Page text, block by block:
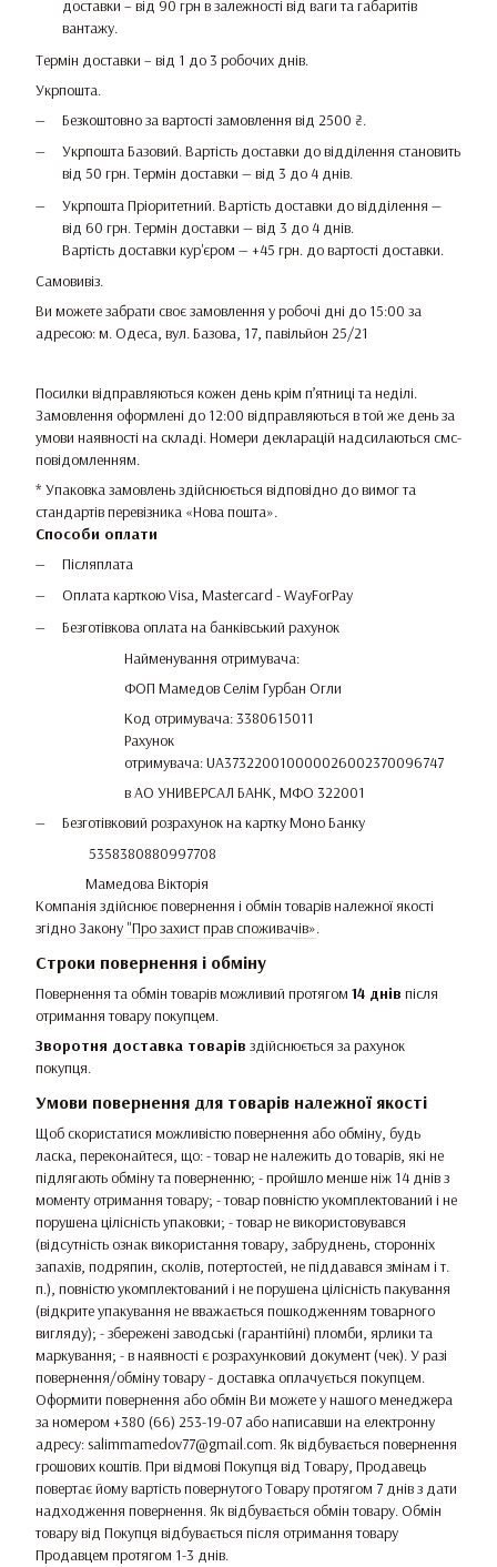
доставки – від 90 грн в залежності від ваги та габаритів
вантажу.
Термін доставки – від 1 до 3 робочих днів.
Укрпошта.
Безкоштовно за вартості замовлення від 2500 ₴.
Укрпошта Базовий. Вартість доставки до відділення становить
від 50 грн. Термін доставки — від 3 до 4 днів.
Укрпошта Пріоритетний. Вартість доставки до відділення —
від 60 грн. Термін доставки — від 3 до 4 днів.
Вартість доставки кур'єром — +45 грн. до вартості доставки.
Самовивіз.
Ви можете забрати своє замовлення у робочі дні до 15:00 за
адресою: м. Одеса, вул. Базова, 17, павільйон 25/21
Посилки відправляються кожен день крім п’ятниці та неділі.
Замовлення оформлені до 12:00 відправляються в той же день за
умови наявності на складі. Номери декларацій надсилаються смс-
повідомленням.
* Упаковка замовлень здійснюється відповідно до вимог та
стандартів перевізника «Нова пошта».
Способи оплати
Післяплата
Оплата карткою Visa, Mastercard - WayForPay
Безготівкова оплата на банківський рахунок
Найменування отримувача:
ФОП Мамедов Селім Гурбан Огли
Код отримувача: 3380615011
Рахунок
отримувача: UA373220010000026002370096747
в АО УНИВЕРСАЛ БАНК, МФО 322001
Безготівковий розрахунок на картку Моно Банку
5358380880997708
Мамедова Вікторія
Компанія здійснює повернення і обмін товарів належної якості
згідно Закону "Про захист прав споживачів».
Строки повернення і обміну
Повернення та обмін товарів можливий протягом 14 днів після
отримання товару покупцем.
Зворотня доставка товарів здійснюється за рахунок
покупця.
Умови повернення для товарів належної якості
Щоб скористатися можливістю повернення або обміну, будь
ласка, переконайтеся, що: - товар не належить до товарів, які не
підлягають обміну та поверненню; - пройшло менше ніж 14 днів з
моменту отримання товару; - товар повністю укомплектований і не
порушена цілісність упаковки; - товар не використовувався
(відсутність ознак використання товару, забруднень, сторонніх
запахів, подряпин, сколів, потертостей, не піддавався змінам і т.
п.), повністю укомплектований і не порушена цілісність пакування
(відкрите упакування не вважається пошкодженням товарного
вигляду); - збережені заводські (гарантійні) пломби, ярлики та
маркування; - в наявності є розрахунковий документ (чек). У разі
повернення/обміну товару - доставка оплачується покупцем.
Оформити повернення або обмін Ви можете у нашого менеджера
за номером +380 (66) 253-19-07 або написавши на електронну
адресу: salimmamedov77@gmail.com. Як відбувається повернення
грошових коштів. При відмові Покупця від Товару, Продавець
повертає йому вартість повернутого Товару протягом 7 днів з дати
надходження повернення. Як відбувається обмін товару. Обмін
товару від Покупця відбувається після отримання товару
Продавцем протягом 1-3 днів.